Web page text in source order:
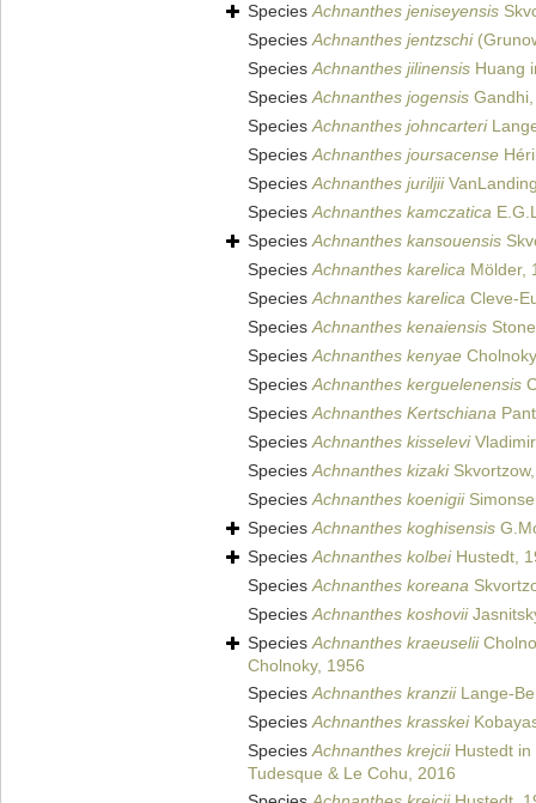
SpeciesAchnanthes jeniseyensis
SpeciesAchnanthes jentzschi
SpeciesAchnanthes jilinensis Huang
SpeciesAchnanthes jogensis
SpeciesAchnanthes johncarteri
SpeciesAchnanthes joursacense
SpeciesAchnanthes juriljii
SpeciesAchnanthes kamczatica
SpeciesAchnanthes kansouensis
SpeciesAchnanthes karelica Mölder,
SpeciesAchnanthes karelica Cleve-
SpeciesAchnanthes kenaiensis
SpeciesAchnanthes kenyae
SpeciesAchnanthes kerguelenensis
SpeciesAchnanthes Kertschiana
SpeciesAchnanthes kisselevi
SpeciesAchnanthes kizaki
SpeciesAchnanthes koenigii
SpeciesAchnanthes koghisensis
SpeciesAchnanthes kolbeiHustedt,
SpeciesAchnanthes koreana
SpeciesAchnanthes koshovii
SpeciesAchnanthes kraeuselii
Cholnoky, 1956
SpeciesAchnanthes kranziiLange-
SpeciesAchnanthes krasskei
SpeciesAchnanthes krejciiHustedt in
Tudesque & Le Cohu, 2016